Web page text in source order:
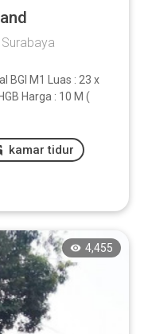
BGI M1 Luas : 23 x
Harga : 10 M (
kamar tidur
4,455